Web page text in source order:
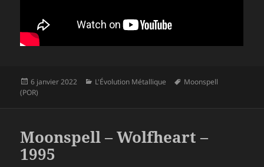
Publié
le
6 janvier 2022 Catégories
L'Évolution Métallique
Mots-
Moonspell
(POR)
Moonspell – Wolfheart –
1995